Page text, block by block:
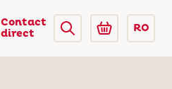
Contact
direct
RO